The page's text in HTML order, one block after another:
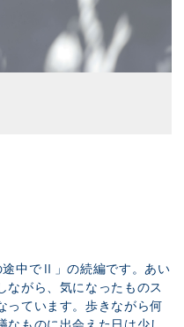
中でⅡ」の続編です。あい
ながら、気になったものス
っています。歩きながら何